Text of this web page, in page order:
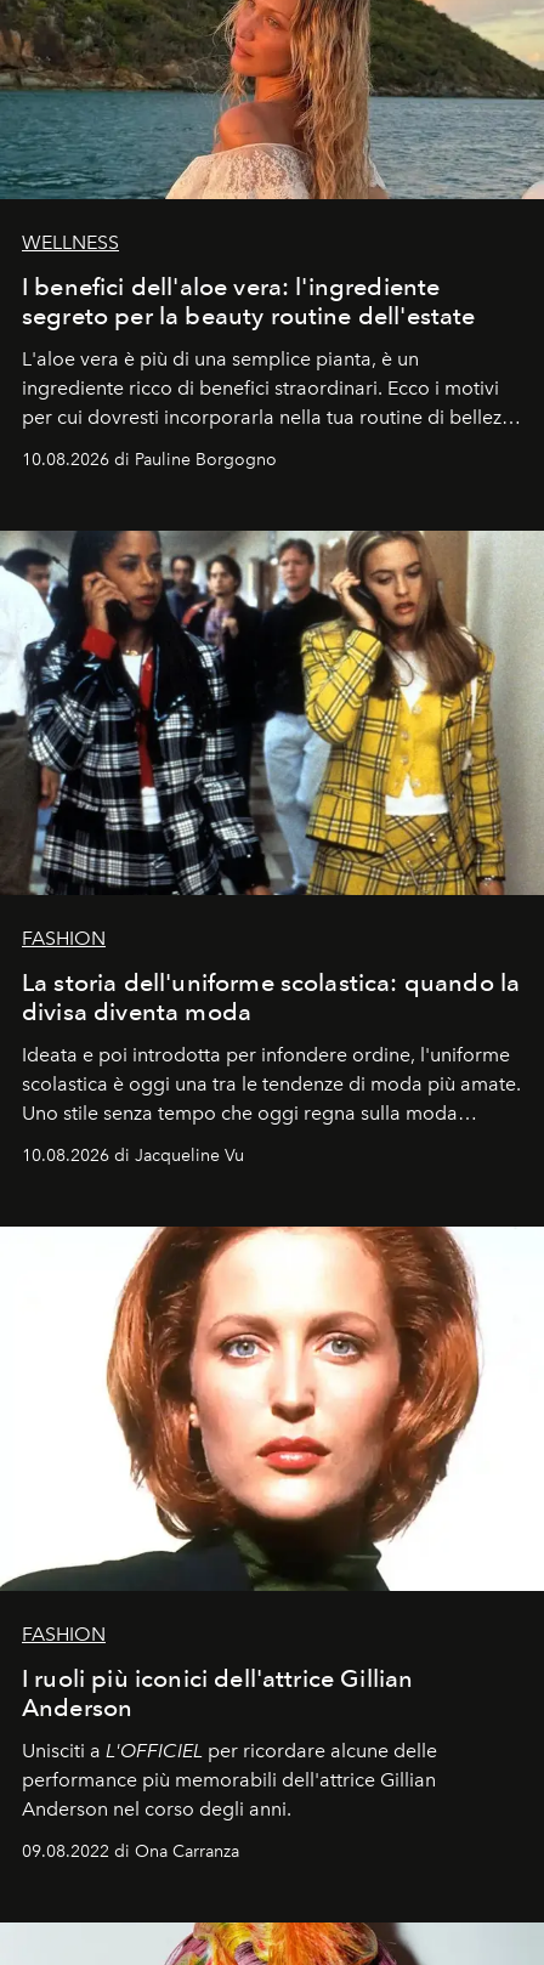
WELLNESS
I benefici dell'aloe vera: l'ingrediente
segreto per la beauty routine dell'estate
L'aloe vera è più di una semplice pianta, è un
ingrediente ricco di benefici straordinari. Ecco i motivi
per cui dovresti incorporarla nella tua routine di bellezza
e benessere.
10.08.2026 di Pauline Borgogno
FASHION
La storia dell'uniforme scolastica: quando la
divisa diventa moda
Ideata e poi introdotta per infondere ordine, l'uniforme
scolastica è oggi una tra le tendenze di moda più amate.
Uno stile senza tempo che oggi regna sulla moda
tradizionale e sulla cultura pop.
10.08.2026 di Jacqueline Vu
FASHION
I ruoli più iconici dell'attrice Gillian
Anderson
Unisciti a L'OFFICIEL per ricordare alcune delle
performance più memorabili dell'attrice Gillian
Anderson nel corso degli anni.
09.08.2022 di Ona Carranza